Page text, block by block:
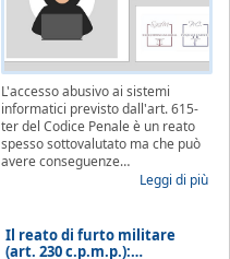
L'accesso abusivo ai sistemi
informatici previsto dall'art. 615-
ter del Codice Penale è un reato
spesso sottovalutato ma che può
avere conseguenze…
Leggi di più
Il reato di furto militare
(art. 230 c.p.m.p.):…